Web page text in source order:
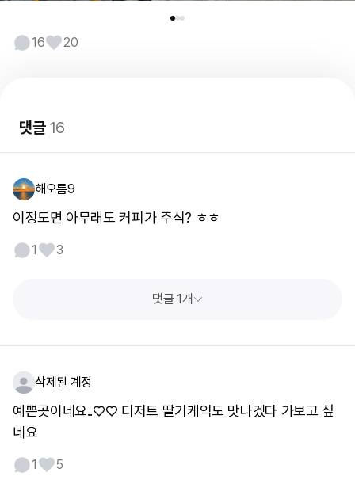
16 20
댓글16
해오름9
이정도면 아무래도 커피가 주식? ㅎㅎ
1 3
댓글 1개
삭제된 계정
예쁜곳이네요..♡♡ 디저트 딸기케익도 맛나겠다 가보고 싶
네요
1 5